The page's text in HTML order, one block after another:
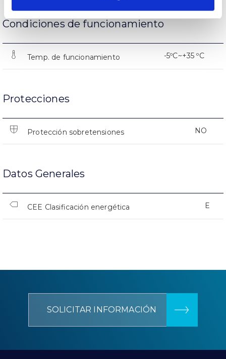
Condiciones de funcionamiento
Temp. de funcionamiento -5ºC~+35 ºC
Protecciones
Protección sobretensiones NO
Datos Generales
CEE Clasificación energética E
SOLICITAR INFORMACIÓN